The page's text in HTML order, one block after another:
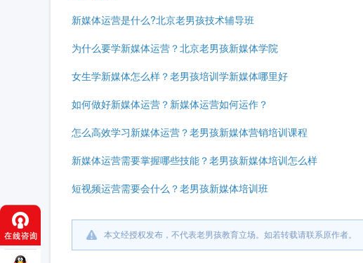
新媒体运营是什么?北京老男孩技术辅导班
为什么要学新媒体运营？北京老男孩新媒体学院
女生学新媒体怎么样？老男孩培训学新媒体哪里好
如何做好新媒体运营？新媒体运营如何运作？
怎么高效学习新媒体运营？老男孩新媒体营销培训课程
新媒体运营需要掌握哪些技能？老男孩新媒体培训怎么样
短视频运营需要会什么？老男孩新媒体培训班
本文经授权发布，不代表老男孩教育立场。如若转载请联系原作者。